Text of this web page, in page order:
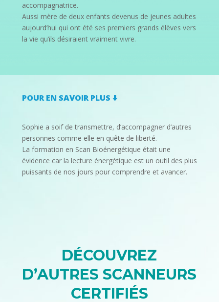
accompagnatrice.
Aussi mère de deux enfants devenus de jeunes adultes
aujourd’hui qui ont été ses premiers grands élèves vers
la vie qu’ils désiraient vraiment vivre.
POUR EN SAVOIR PLUS ⬇️​
Sophie a soif de transmettre, d’accompagner d’autres
personnes comme elle en quête de liberté.
La formation en Scan Bioénergétique était une
évidence car la lecture énergétique est un outil des plus
puissants de nos jours pour comprendre et avancer.
DÉCOUVREZ
D’AUTRES SCANNEURS
CERTIFIÉS